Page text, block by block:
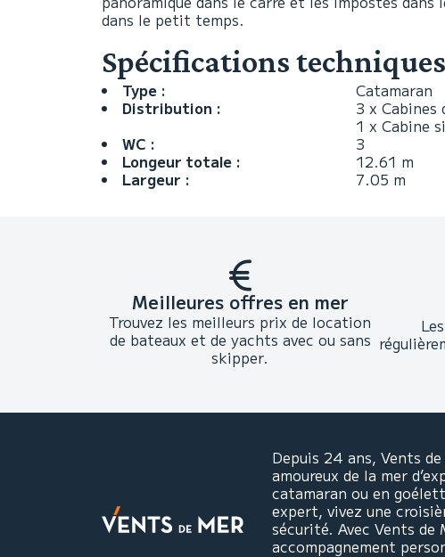
dans le petit temps.
Spécifications techniques
Type :
Catamaran
Distribution :
3 x Cabines
1 x Cabine
WC :
3
Longeur totale :
12.61 m
Largeur :
7.05 m
Meilleures offres en mer
Trouvez les meilleurs prix de location
de bateaux et de yachts avec ou sans
skipper.
Depuis 24 ans, Vents
amoureux de la mer
catamaran ou en
expert, vivez une
sécurité. Avec Vents de
accompagnement